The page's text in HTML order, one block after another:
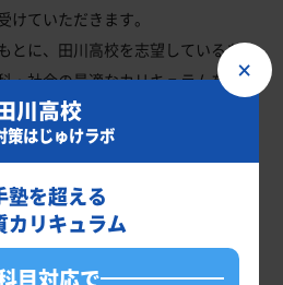
けていただきます。
とに、田川高校を志望しているあな
・社会の最適なカリキュラムを作成
校の入試で確実に合格最低点以上を
るための勉強法、学習スケジュー
×
川高校
策はじゅけラボ
塾を超える
カリキュラム
目対応で